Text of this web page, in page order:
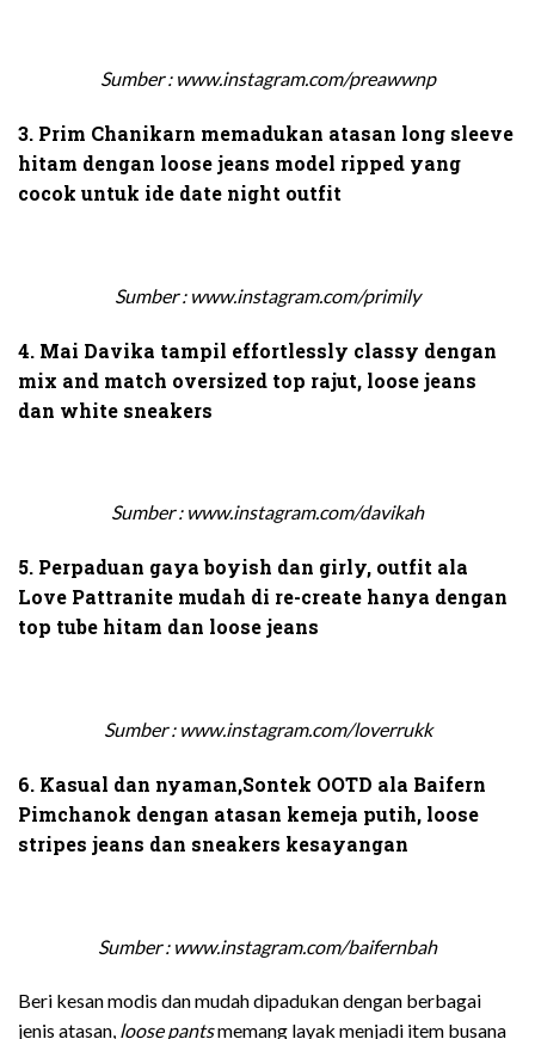
Sumber : www.instagram.com/preawwnp
3. Prim Chanikarn memadukan atasan long sleeve
hitam dengan loose jeans model ripped yang
cocok untuk ide date night outfit
Sumber : www.instagram.com/primily
4. Mai Davika tampil effortlessly classy dengan
mix and match oversized top rajut, loose jeans
dan white sneakers
Sumber : www.instagram.com/davikah
5. Perpaduan gaya boyish dan girly, outfit ala
Love Pattranite mudah di re-create hanya dengan
top tube hitam dan loose jeans
Sumber : www.instagram.com/loverrukk
6. Kasual dan nyaman,Sontek OOTD ala Baifern
Pimchanok dengan atasan kemeja putih, loose
stripes jeans dan sneakers kesayangan
Sumber : www.instagram.com/baifernbah
Beri kesan modis dan mudah dipadukan dengan berbagai
jenis atasan, loose pantsmemang layak menjadi item busana